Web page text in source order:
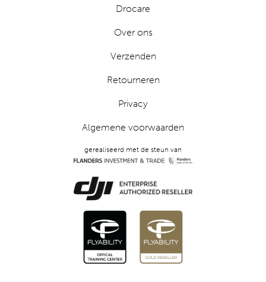
Drocare
Over ons
Verzenden
Retourneren
Privacy
Algemene voorwaarden
gerealiseerd met de steun van